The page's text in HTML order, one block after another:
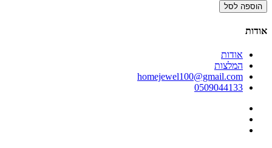
הוספה לסל
אודות
אודות
המלצות
homejewel100@gmail.com
0509044133